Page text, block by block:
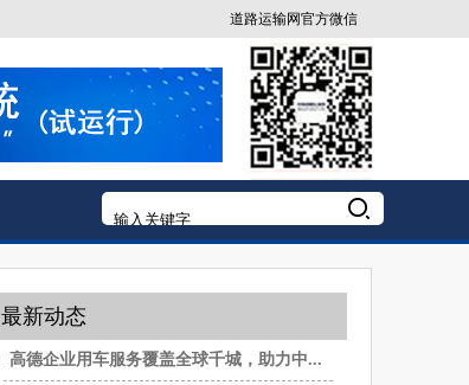
道路运输网官方微信
最新动态
高德企业用车服务覆盖全球千城，助力中...